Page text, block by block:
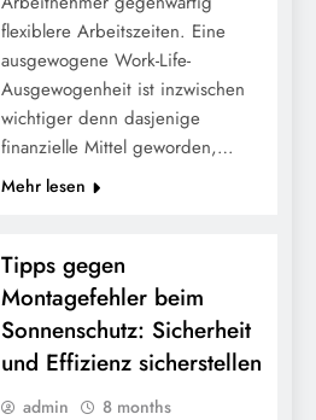
flexiblere Arbeitszeiten. Eine
ausgewogene Work-Life-
Ausgewogenheit ist inzwischen
wichtiger denn dasjenige
finanzielle Mittel geworden,…
Mehr lesen
Tipps gegen
Montagefehler beim
Sonnenschutz: Sicherheit
und Effizienz sicherstellen
admin 8 months